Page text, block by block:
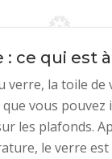
: ce qui est
verre, la toile de
vous pouvez
les plafonds.
le verre